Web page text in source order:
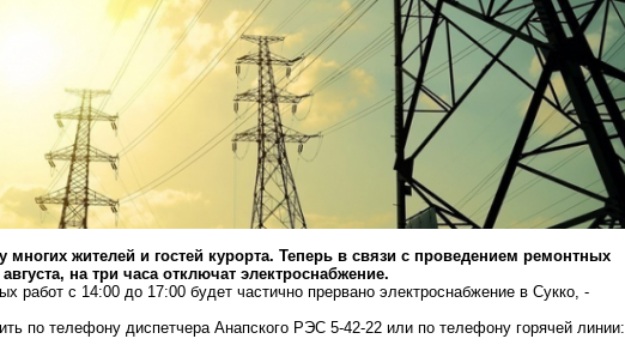
жителей и гостей курорта. Теперь в связи с проведением ремонтных
на три часа отключат электроснабжение.
работ с 14:00 до 17:00 будет частично прервано электроснабжение в Сукко, -
по телефону диспетчера Анапского РЭС 5-42-22 или по телефону горячей линии: